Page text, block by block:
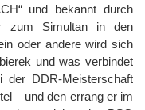
und bekannt durch
zum Simultan in den
oder andere wird sich
und was verbindet
DDR-Meisterschaft
– und den errang er im